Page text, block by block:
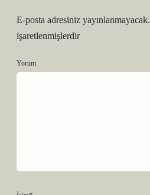
E-posta adresiniz yayınlanmayacak.
işaretlenmişlerdir
Yorum